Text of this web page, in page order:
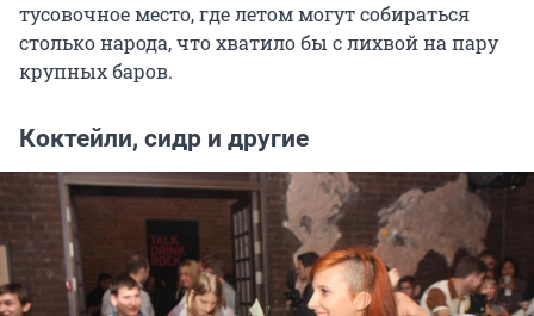
тусовочное место, где летом могут собираться
столько народа, что хватило бы с лихвой на пару
крупных баров.
Коктейли, сидр и другие